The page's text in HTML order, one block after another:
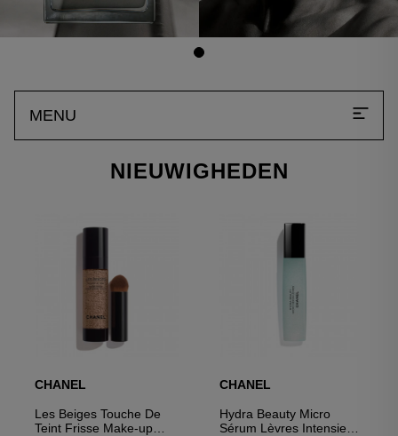
MENU
NIEUWIGHEDEN
CHANEL
Les Beiges Touche De
Teint Frisse Make-up
CHANEL
Hydra Beauty Micro
Sérum Lèvres Intensieve